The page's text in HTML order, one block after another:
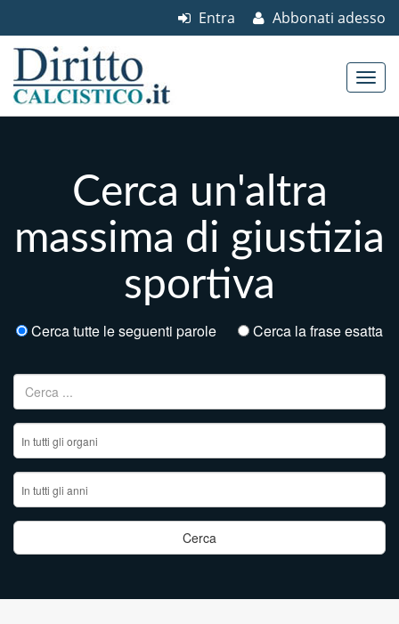
Abbonati adesso
Entra
Cerca un'altra
massima di giustizia
sportiva
Cerca tutte le seguenti parole Cerca la frase esatta
Ricerca per: